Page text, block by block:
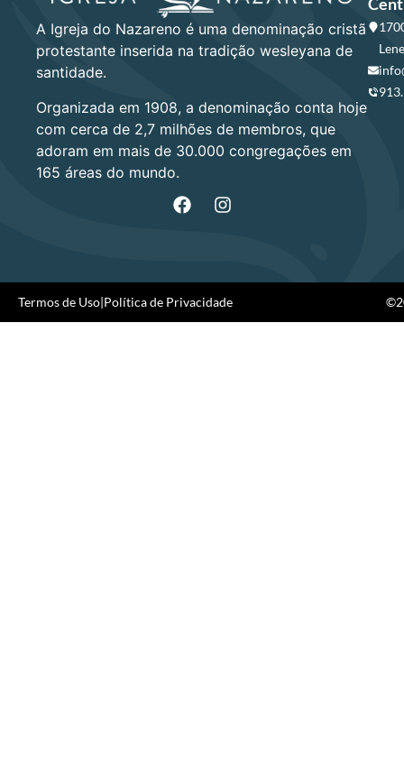
A Igreja do Nazareno é uma denominação cristã
protestante inserida na tradição wesleyana de
santidade.
Organizada em 1908, a denominação conta hoje
com cerca de 2,7 milhões de membros, que
adoram em mais de 30.000 congregações em
165 áreas do mundo.
Termos de Uso|Política de Privacidade